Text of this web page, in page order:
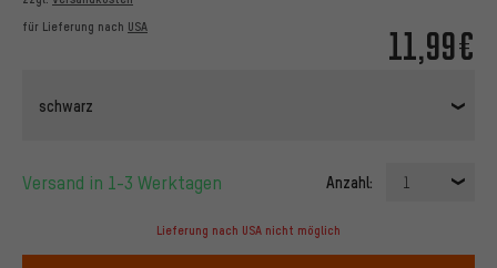
11,99€
für Lieferung nach USA
schwarz
Versand in 1-3 Werktagen Anzahl: 1
Lieferung nach USA nicht möglich